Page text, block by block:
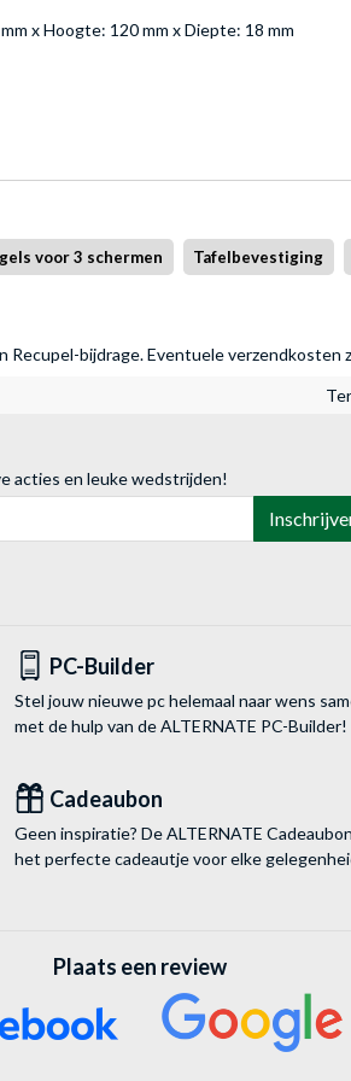
x Hoogte: 120 mm x Diepte: 18 mm
voor 3 schermen Tafelbevestiging
Recupel-bijdrage. Eventuele verzendkosten
acties en leuke wedstrijden!
PC-Builder
Stel jouw nieuwe pc helemaal naar wens
met de hulp van de ALTERNATE PC-Builder!
Cadeaubon
Geen inspiratie? De ALTERNATE
het perfecte cadeautje voor elke
Plaats een review